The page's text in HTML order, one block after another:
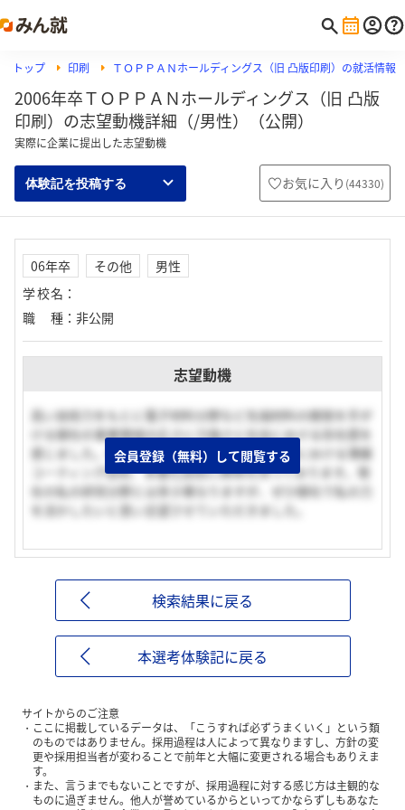
トップ 印刷 ＴＯＰＰＡＮホールディングス（旧 凸版印刷）の就活情報
2006年卒ＴＯＰＰＡＮホールディングス（旧 凸版
印刷）の志望動機詳細（/男性）（公開）
実際に企業に提出した志望動機
体験記を投稿する お気に入り (44330)
06年卒 その他
男性
学校名 ：
職種 ： 非公開
志望動機
高い技術力をもとに電子材料分野など先端材料の開発を手が
ける御社の事業領域の広さに力強さと社会における存在感を
感じました。私は御社のエレクトロニクス部門における薄膜
コーティング技術、多層化技術に興味を持っております。現
在の私の研究分野とは多少異なりますが、ぜひ御社で私の力
を活かしたいと思い志望させていただきました。
会員登録（無料）して閲覧する
検索結果に戻る
本選考体験記に戻る
サイトからのご注意
ここに掲載しているデータは、「こうすれば必ずうまくいく」という類
のものではありません。採用過程は人によって異なりますし、方針の変
更や採用担当者が変わることで前年と大幅に変更される場合もありえま
す。
また、言うまでもないことですが、採用過程に対する感じ方は主観的な
ものに過ぎません。他人が誉めているからといってかならずしもあなた